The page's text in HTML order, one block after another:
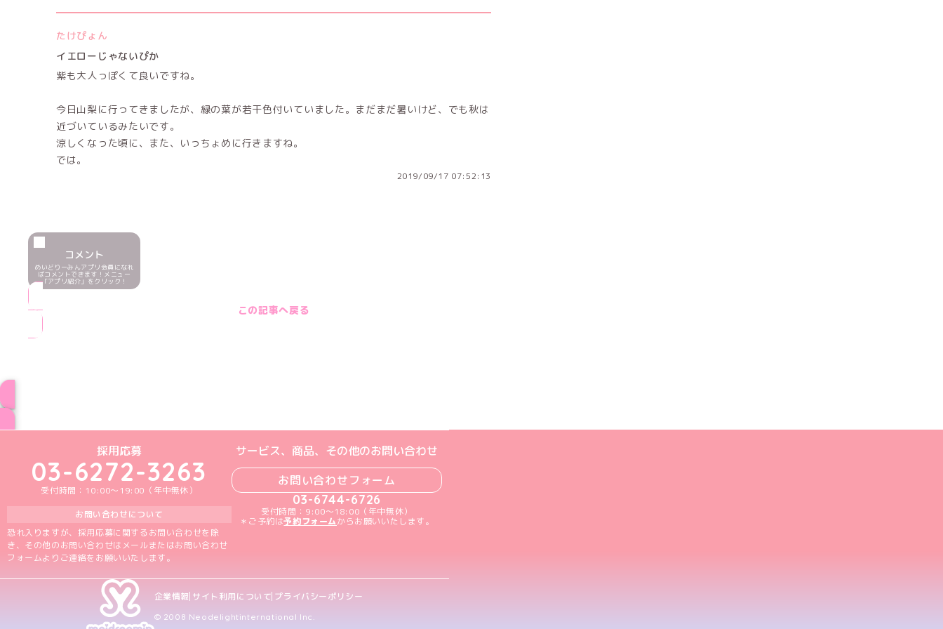
たけぴょん
イエローじゃないぴか
紫も大人っぽくて良いですね。
今日山梨に行ってきましたが、緑の葉が若干色付いていました。まだまだ暑いけど、でも秋は
近づいているみたいです。
涼しくなった頃に、また、いっちょめに行きますね。
では。
2019/09/17 07:52:13
コメント
めいどりーみんアプリ会員になれ
ばコメントできます！メニュー
「アプリ紹介」をクリック！
この記事へ戻る
めいどりーみんTikTok公式アカウント
めいどりーみんX公式アカウント
めいどりーみんInstagram公式アカウント
めいどりーみんFacebook公式アカウント
めいどりーみんYouTube公式アカウント
採用応募
03-6272-3263
受付時間：10:00～19:00（年中無休）
お問い合わせについて
恐れ入りますが、採用応募に関するお問い合わせを除
き、その他のお問い合わせはメールまたはお問い合わせ
フォームよりご連絡をお願いいたします。
サービス、商品、その他のお問い合わせ
お問い合わせフォーム
03-6744-6726
受付時間：9:00～18:00（年中無休）
＊ご予約は予約フォームからお願いいたします。
企業情報 サイト利用について プライバシーポリシー
© 2008 Neodelightinternational Inc.